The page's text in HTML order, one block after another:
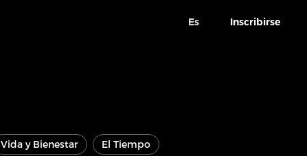
Es Inscribirse
Vida y Bienestar El Tiempo